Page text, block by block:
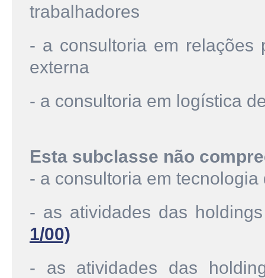
trabalhadores
- a consultoria em relações
externa
- a consultoria em logística
Esta subclasse não
- a consultoria em
- as atividades das
1/00)
- as atividades das